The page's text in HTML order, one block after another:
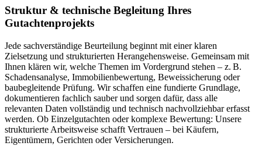
Struktur & technische Begleitung Ihres
Gutachtenprojekts
Jede sachverständige Beurteilung beginnt mit einer klaren
Zielsetzung und strukturierten Herangehensweise. Gemeinsam mit
Ihnen klären wir, welche Themen im Vordergrund stehen – z. B.
Schadensanalyse, Immobilienbewertung, Beweissicherung oder
baubegleitende Prüfung. Wir schaffen eine fundierte Grundlage,
dokumentieren fachlich sauber und sorgen dafür, dass alle
relevanten Daten vollständig und technisch nachvollziehbar erfasst
werden. Ob Einzelgutachten oder komplexe Bewertung: Unsere
strukturierte Arbeitsweise schafft Vertrauen – bei Käufern,
Eigentümern, Gerichten oder Versicherungen.